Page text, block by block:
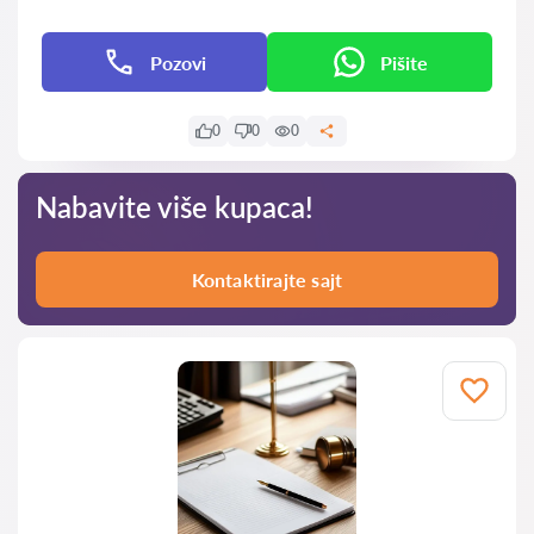
Pozovi Pišite
0 0 0
Nabavite više kupaca!
Kontaktirajte sajt